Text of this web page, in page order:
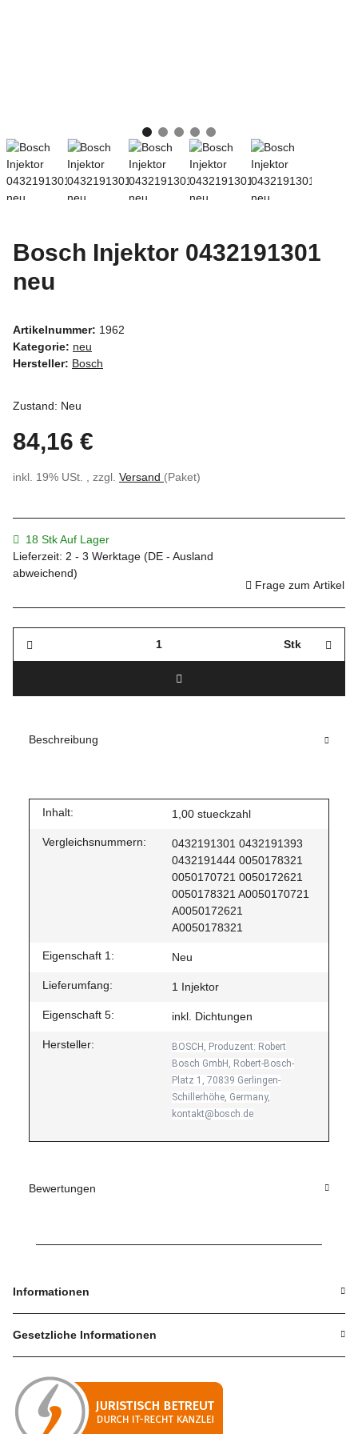
Bosch Injektor 0432191301
neu
Artikelnummer: 1962
Kategorie: neu
Hersteller: Bosch
Zustand: Neu
84,16 €
inkl. 19% USt. , zzgl. Versand (Paket)
18 Stk Auf Lager
Lieferzeit: 2 - 3 Werktage (DE - Ausland
abweichend)
Frage zum Artikel
Stk
Beschreibung
Inhalt: 1,00 stueckzahl
Vergleichsnummern:
0432191301 0432191393
0432191444 0050178321
0050170721 0050172621
0050178321 A0050170721
A0050172621
A0050178321
Eigenschaft 1: Neu
Lieferumfang: 1 Injektor
Eigenschaft 5: inkl. Dichtungen
Hersteller:
BOSCH, Produzent: Robert
Bosch GmbH, Robert-Bosch-
Platz 1, 70839 Gerlingen-
Schillerhöhe, Germany,
kontakt@bosch.de
Bewertungen
Informationen
Gesetzliche Informationen